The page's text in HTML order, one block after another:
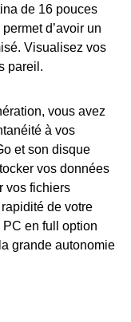
de 16 pouces
d’avoir un
Visualisez vos
pareil.
vous avez
à vos
et son disque
vos données
vos fichiers
de votre
en full option
grande autonomie